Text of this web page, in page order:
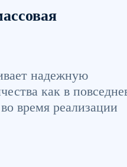
надежную
как в
время реализации